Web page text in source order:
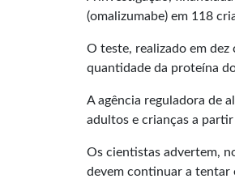
(omalizumabe) em 118
O teste, realizado em
quantidade da proteína
A agência reguladora de
adultos e crianças a
Os cientistas advertem,
devem continuar a tentar